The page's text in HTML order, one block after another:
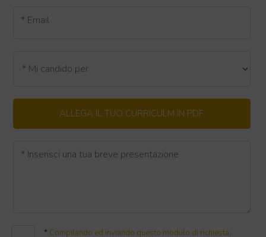
* Email
ALLEGA IL TUO CURRICULM IN PDF
* Inserisci una tua breve presentazione
* Compilando ed inviando questo modulo di richiesta,